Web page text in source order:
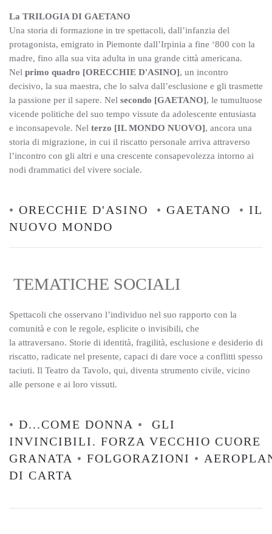
La TRILOGIA DI GAETANO
Una storia di formazione in tre spettacoli, dall’infanzia del
protagonista, emigrato in Piemonte dall’Irpinia a fine ‘800 con la
madre, fino alla sua vita adulta in una grande città americana.
Nel primo quadro [ORECCHIE D'ASINO], un incontro
decisivo, la sua maestra, che lo salva dall’esclusione e gli trasmette
la passione per il sapere. Nel secondo [GAETANO], le tumultuose
vicende politiche del suo tempo vissute da adolescente entusiasta
e inconsapevole. Nel terzo [IL MONDO NUOVO], ancora una
storia di migrazione, in cui il riscatto personale arriva attraverso
l’incontro con gli altri e una crescente consapevolezza intorno ai
nodi drammatici del vivere sociale.
• ORECCHIE D'ASINO • GAETANO • IL
NUOVO MONDO
TEMATICHE SOCIALI
Spettacoli che osservano l’individuo nel suo rapporto con la
comunità e con le regole, esplicite o invisibili, che
la attraversano. Storie di identità, fragilità, esclusione e desiderio di
riscatto, radicate nel presente, capaci di dare voce a conflitti spesso
taciuti. Il Teatro da Tavolo, qui, diventa strumento civile, vicino
alle persone e ai loro vissuti.
• D...COME DONNA • GLI
INVINCIBILI. FORZA VECCHIO CUORE
GRANATA • FOLGORAZIONI •
DI CARTA